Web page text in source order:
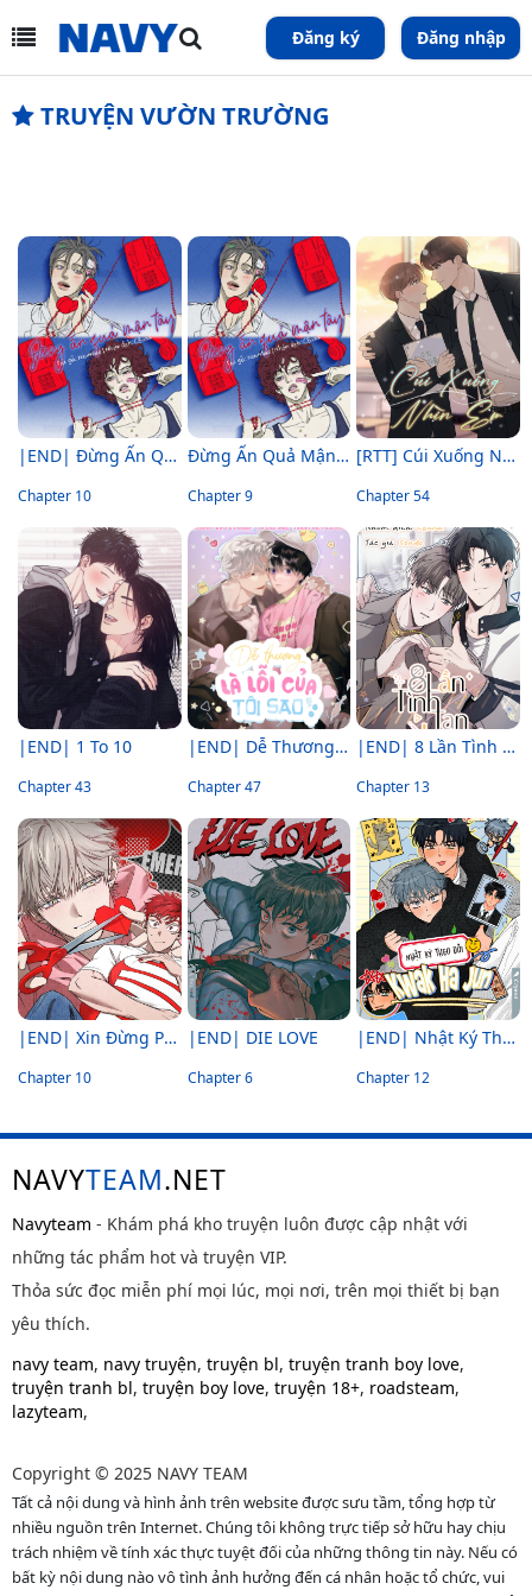
Đăng ký Đăng nhập
TRUYỆN VƯỜN TRƯỜNG
|END| Đừng Ấn Quả Mận Tây
Chapter 10
Đừng Ấn Quả Mận Tây
Chapter 9
[RTT] Cúi Xuống Nhìn Em
Chapter 54
|END| 1 To 10
Chapter 43
|END| Dễ Thương Là Lỗi Của Tôi Sao?!
Chapter 47
|END| 8 Lần Tình Tan
Chapter 13
|END| Xin Đừng Phá Vỡ Sự Bình Yên Vốn Có
Chapter 10
|END| DIE LOVE
Chapter 6
|END| Nhật Ký Theo Dõi Kwak Ha Jun
Chapter 12
NAVYTEAM.NET
Navyteam - Khám phá kho truyện luôn được cập nhật với
những tác phẩm hot và truyện VIP.
Thỏa sức đọc miễn phí mọi lúc, mọi nơi, trên mọi thiết bị bạn
yêu thích.
navy team, navy truyện, truyện bl, truyện tranh boy love,
truyện tranh bl, truyện boy love, truyện 18+, roadsteam,
lazyteam,
Copyright © 2025 NAVY TEAM
Tất cả nội dung và hình ảnh trên website được sưu tầm, tổng hợp từ
nhiều nguồn trên Internet. Chúng tôi không trực tiếp sở hữu hay chịu
trách nhiệm về tính xác thực tuyệt đối của những thông tin này. Nếu có
bất kỳ nội dung nào vô tình ảnh hưởng đến cá nhân hoặc tổ chức, vui